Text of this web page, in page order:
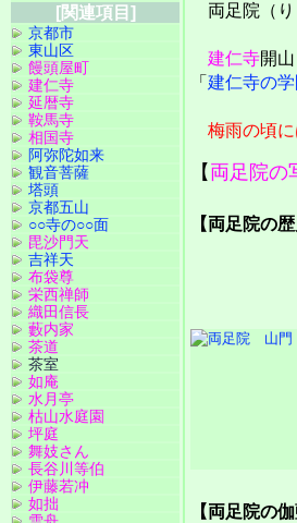
両足院（り
建仁寺開山
「 建仁寺の
梅雨の頃に
【 両足院の
【両足院の
【両足院の伽
[関連項目]
京都市
東山区
饅頭屋町
建仁寺
延暦寺
鞍馬寺
相国寺
阿弥陀如来
観音菩薩
塔頭
京都五山
○○寺の○○面
毘沙門天
吉祥天
布袋尊
栄西禅師
織田信長
藪内家
茶道
茶室
如庵
水月亭
枯山水庭園
坪庭
舞妓さん
長谷川等伯
伊藤若冲
如拙